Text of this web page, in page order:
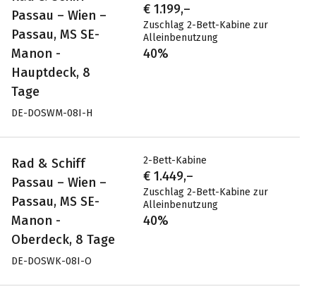
Passau – Wien –
Passau, MS SE-
Manon -
Hauptdeck, 8
Tage
DE-DOSWM-08I-H
Rad & Schiff
Passau – Wien –
Passau, MS SE-
Manon -
Oberdeck, 8 Tage
DE-DOSWK-08I-O
€ 1.199,–
Zuschlag 2-Bett-Kabine zur
Alleinbenutzung
40%
2-Bett-Kabine
€ 1.449,–
Zuschlag 2-Bett-Kabine zur
Alleinbenutzung
40%